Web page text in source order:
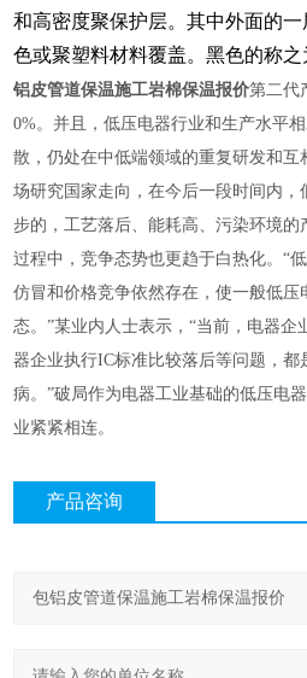
和高密度聚保护层。其中外面的
色或聚塑料材料覆盖。黑色的称之
铝皮管道保温施工岩棉保温报价第二代
0%。并且，低压电器行业和生产水平
散，仍处在中低端领域的重复研发和
场研究国家走向，在今后一段时间内
步的，工艺落后、能耗高、污染环境
过程中，竞争态势也更趋于白热化。“
仿冒和价格竞争依然存在，使一般低压
态。”某业内人士表示，“当前，电器
器企业执行IC标准比较落后等问题，
病。”破局作为电器工业基础的低压电
业紧紧相连。
产品咨询